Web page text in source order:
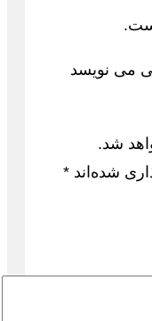
می نویسد
شد.
شده‌اند *